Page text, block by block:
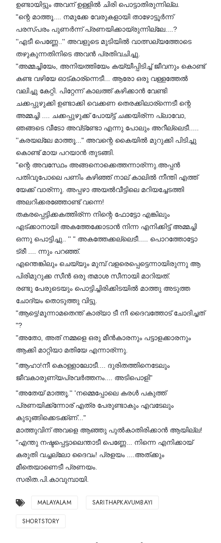
ഉണ്ടായിട്ടും അവന് ഉള്ളിൽ ചിരി പൊട്ടാതിരുന്നില്ല.
"ന്റെ മാത്തൂ.... നമുക്കേ വേരുകളായി താഴോട്ടൂർന്ന്
പരസ്പരം പുണർന്ന് പ്രണയിക്കായ്രുന്നില്ലേ....?
''എടീ പെണ്ണേ..'' അവളുടെ മുടിയിൽ വാത്സല്യത്തോടെ
തഴുകുന്നതിനിടെ അവൻ പ്രതിവചിച്ചു.
"അമ്മച്ചിയേം, അനിയത്തിയേം കയ്യീപ്പിടിച്ച് ജീവനും കൊണ്ട്
കണ്ട വഴിയേ ഓട്കാര്ന്നെടീ... ആരോ ഒരു വള്ളത്തേൽ
വലിച്ചു കേറ്റി. പിറ്റേന്ന് കാലത്ത് കഴിക്കാൻ വേണ്ടി
ചക്കപ്പുഴുക്കി ഉണ്ടാക്കി വെക്കണ തെരക്കിലാര്ന്നെടീ ന്റെ
അമ്മച്ചി .... ചക്കപ്പുഴുക്ക് പോയ്ട്ട് ചക്കയിര്ന്ന പ്ലാവോ,
ഞങ്ങടെ വീടോ അവ്ട്ണ്ടോ എന്നു പോലും അറീല്ലെടീ.....
''കരയല്ലേ മാത്തൂ..." അവന്റെ കൈയിൽ മുറുക്കി പിടിച്ചു
കൊണ്ട് മായ പറയാൻ തുടങ്ങി.
"ന്റെ അവസ്ഥേം അങ്ങനൊക്കെത്തന്നാര്ന്നു.അപ്പൻ
പതിവുപോലെ പണിം കഴിഞ്ഞ് നാല് കാലിൽ നീന്തി എത്ത്
യേക്ക് വാര്ന്നു. അപ്പഴാ അയൽവീട്ടിലെ മറിയച്ചേടത്തി
അലറിക്കരഞ്ഞോണ്ട് വന്നെ!
തകരപ്പെട്ടിക്കകത്തിര്ന്ന നിന്റെ ഫോട്ടോ എങ്കിലും
എട്ക്കാനായി അകത്തേക്കോടാൻ നിന്ന എനിക്കിട്ട് അമ്മച്ചി
ഒന്നു പൊട്ടിച്ചു.. '' " അകത്തേക്കല്ലെടീ..... പൊറത്തോട്ടോ
ട്രീ .... ന്നും പറഞ്ഞ്.
എന്തെങ്കിലും ചെയ്യും മുമ്പ് വളരെപ്പെട്ടെന്നായിരുന്നു ആ
പിരിമുറുക്ക സീൻ ഒരു തമാശ സീനായി മാറിയത്.
രണ്ടു പേരുടെയും പൊട്ടിച്ചിരിക്കിടയിൽ മാത്തു അടുത്ത
ചോദ്യം തൊടുത്തു വിട്ടു.
"ആട്ടെ!മൂന്നാമതെന്ത് കാര്യാ ടീ നീ ദൈവത്തോട് ചോദിച്ചത്
"?
"അതോ, അത് നമ്മളെ ഒരു മീൻകാരനും പട്ടാളക്കാരനും
ആക്കി മാറ്റിയാ മതിയേ എന്നാര്ന്നു.
"ആഹാ!നീ കൊള്ളാലോടീ.... ദുരിതത്തിനെടേലും
ജീവകാരുണ്യപ്രവർത്തനം.... അടിപൊളി"
"അതേയ് മാത്തൂ.'' 'നമ്മെപ്പോലെ കരൾ പകുത്ത്
പ്രണയിക്ക്ന്നോര് എത്ര പേരുണ്ടാകും എവടേലും
കുടുങ്ങിക്കെടക്ക്ണ്..."
മാത്തുവിന് അവളെ ആഞ്ഞു പുൽകാതിരിക്കാൻ ആയില്ല!
"എന്തു നഷ്ടപ്പെട്ടാലെന്താടീ പെണ്ണേ... നിന്നെ എനിക്കായ്
കരുതി വച്ചല്ലോ ദൈവം! പ്രളയം ....അത്ക്കും
മീതെയാണെടീ പ്രണയം.
സരിത.പി.കാവുമ്പായി.
MALAYALAM SARITHAPKAVUMBAYI
SHORTSTORY